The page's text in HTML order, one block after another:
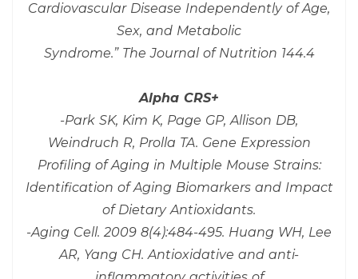
Cardiovascular Disease Independently of Age,
Sex, and Metabolic
Syndrome.” The Journal of Nutrition 144.4
Alpha CRS+
-Park SK, Kim K, Page GP, Allison DB,
Weindruch R, Prolla TA. Gene Expression
Profiling of Aging in Multiple Mouse Strains:
Identification of Aging Biomarkers and Impact
of Dietary Antioxidants.
-Aging Cell. 2009 8(4):484-495. Huang WH, Lee
AR, Yang CH. Antioxidative and anti-